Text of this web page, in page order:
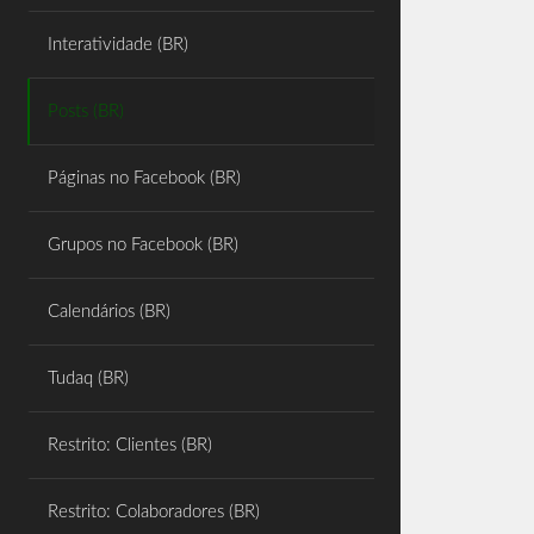
Interatividade (BR)
Posts (BR)
Páginas no Facebook (BR)
Grupos no Facebook (BR)
Calendários (BR)
Tudaq (BR)
Restrito: Clientes (BR)
Restrito: Colaboradores (BR)